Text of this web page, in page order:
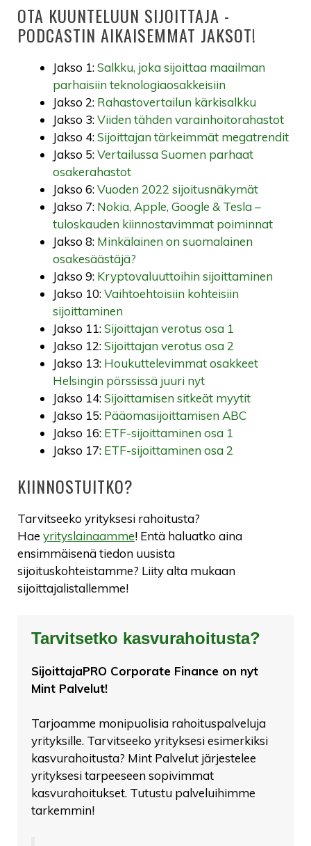
OTA KUUNTELUUN SIJOITTAJA -
PODCASTIN AIKAISEMMAT JAKSOT!
Jakso 1:Salkku, joka sijoittaa maailman
parhaisiin teknologiaosakkeisiin
Jakso 2: Rahastovertailun kärkisalkku
Jakso 3:Viiden tähden varainhoitorahastot
Jakso 4:Sijoittajan tärkeimmät megatrendit
Jakso 5:Vertailussa Suomen parhaat
osakerahastot
Jakso 6:Vuoden 2022 sijoitusnäkymät
Jakso 7: Nokia, Apple, Google & Tesla –
tuloskauden kiinnostavimmat poiminnat
Jakso 8: Minkälainen on suomalainen
osakesäästäjä?
Jakso 9: Kryptovaluuttoihin sijoittaminen
Jakso 10:Vaihtoehtoisiin kohteisiin
sijoittaminen
Jakso 11:Sijoittajan verotus osa 1
Jakso 12:Sijoittajan verotus osa 2
Jakso 13: Houkuttelevimmat osakkeet
Helsingin pörssissä juuri nyt
Jakso 14:Sijoittamisen sitkeät myytit
Jakso 15: Pääomasijoittamisen ABC
Jakso 16: ETF-sijoittaminen osa 1
Jakso 17: ETF-sijoittaminen osa 2
KIINNOSTUITKO?
Tarvitseeko yrityksesi rahoitusta?
Hae yrityslainaamme! Entä haluatko aina
ensimmäisenä tiedon uusista
sijoituskohteistamme? Liity alta mukaan
sijoittajalistallemme!
Tarvitsetko kasvurahoitusta?
SijoittajaPRO Corporate Finance on nyt
Mint Palvelut!
Tarjoamme monipuolisia rahoituspalveluja
yrityksille. Tarvitseeko yrityksesi esimerkiksi
kasvurahoitusta? Mint Palvelut järjestelee
yrityksesi tarpeeseen sopivimmat
kasvurahoitukset. Tutustu palveluihimme
tarkemmin!